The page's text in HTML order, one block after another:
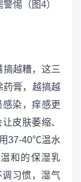
搞越糟，这三
药膏，越搞越
染，痒感更
皮肤萎缩、
37-40℃温水
和的保湿乳
习惯，湿气